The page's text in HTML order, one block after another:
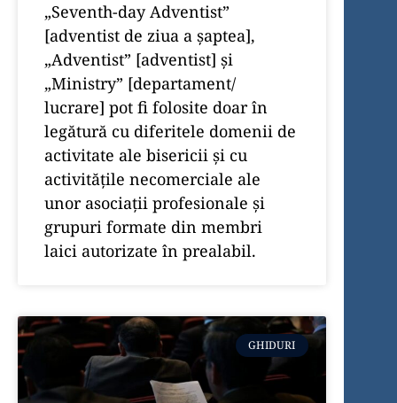
„Seventh-day Adventist”
[adventist de ziua a șaptea],
„Adventist” [adventist] și
„Ministry” [departament/
lucrare] pot fi folosite doar în
legătură cu diferitele domenii de
activitate ale bisericii și cu
activitățile necomerciale ale
unor asociații profesionale și
grupuri formate din membri
laici autorizate în prealabil.
GHIDURI